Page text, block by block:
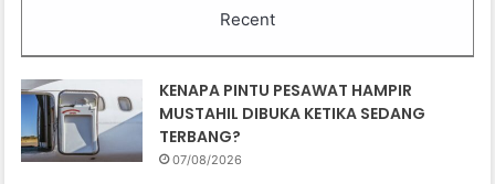
Recent
KENAPA PINTU PESAWAT HAMPIR
MUSTAHIL DIBUKA KETIKA SEDANG
TERBANG?
07/08/2026